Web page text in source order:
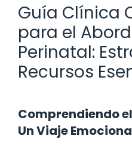
Guía Clínica
para el
Perinatal:
Recursos
Comprendiendo
Un Viaje